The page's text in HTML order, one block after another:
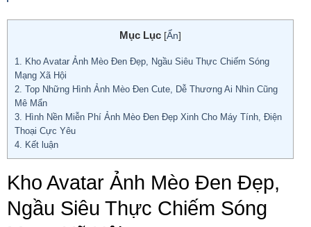
Mục Lục [Ẩn]
1.
Kho Avatar Ảnh Mèo Đen Đẹp, Ngầu Siêu Thực Chiếm Sóng
Mạng Xã Hội
2. Top Những Hình Ảnh Mèo Đen Cute, Dễ Thương Ai Nhìn Cũng
Mê Mẩn
3. Hình Nền Miễn Phí Ảnh Mèo Đen Đẹp Xinh Cho Máy Tính, Điện
Thoại Cực Yêu
4. Kết luận
Kho Avatar Ảnh Mèo Đen Đẹp,
Ngầu Siêu Thực Chiếm Sóng